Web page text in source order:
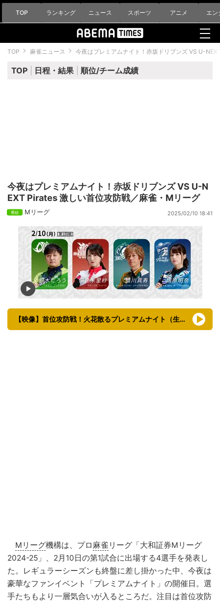
TOP ランキング ニュース スポーツ アニメ エン
TOP 麻雀ニュース 今夜はプレミアムナイト！赤坂ドリブンズ VS U-
TOP 日程・結果 順位/チーム成績
今夜はプレミアムナイト！赤坂ドリブンズ VS U-N
EXT Pirates 激しい首位攻防戦／麻雀・Mリーグ
Mリーグ 2025/02/10 18:41
【映像】首位攻防戦！火花散るプレミアムナイト（生中継）
Mリーグ機構は、プロ 麻雀 リーグ「大和証券Mリーグ
2024-25」、2月10日の第1試合に出場する4選手を発表し
た。レギュラーシーズンも終盤に差し掛かった中、今夜は
豪華なファンイベント「プレミアムナイト」の開催日。選
手たちもより一層気合いが入るところだ。注目は首位攻防